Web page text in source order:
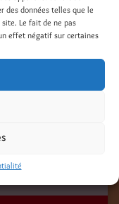
des données telles que le
Le fait de ne pas
effet négatif sur certaines
Terzaghi
- TV
book of spells